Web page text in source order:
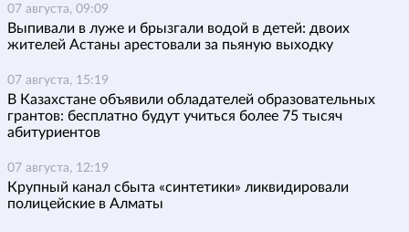
07 августа, 09:09
Выпивали в луже и брызгали водой в детей: двоих
жителей Астаны арестовали за пьяную выходку
07 августа, 15:19
В Казахстане объявили обладателей образовательных
грантов: бесплатно будут учиться более 75 тысяч
абитуриентов
07 августа, 12:19
Крупный канал сбыта «синтетики» ликвидировали
полицейские в Алматы